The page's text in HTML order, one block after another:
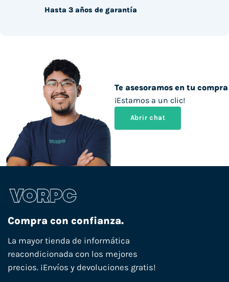
Te asesoramos en tu compra
¡Estamos a un clic!
Abrir chat
Hasta 3 años de garantía
Compra con confianza.
La mayor tienda de informática
reacondicionada con los mejores
precios. ¡Envíos y devoluciones gratis!